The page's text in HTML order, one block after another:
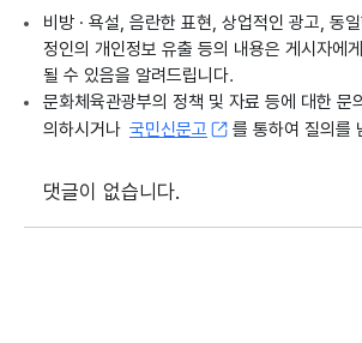
비방 · 욕설, 음란한 표현, 상업적인 광고, 동
정인의 개인정보 유출 등의 내용은 게시자에
될 수 있음을 알려드립니다.
문화체육관광부의 정책 및 자료 등에 대한 문
의하시거나 국민신문고 를 통하여 질의를
댓글이 없습니다.